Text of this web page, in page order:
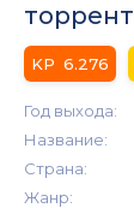
торрент
6.276
Год выхода:
Название:
Страна:
Жанр: